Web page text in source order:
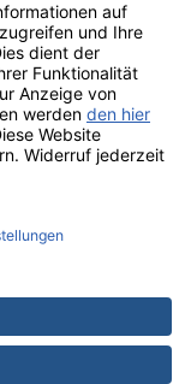
Zahlungsarten
wenn nicht